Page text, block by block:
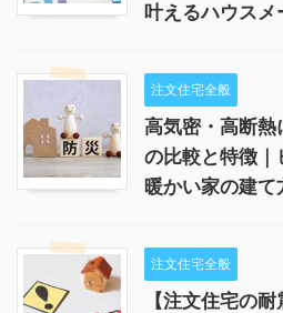
叶えるハウスメ
注文住宅全般
高気密・高断熱
の比較と特徴｜
暖かい家の建て
注文住宅全般
【注文住宅の